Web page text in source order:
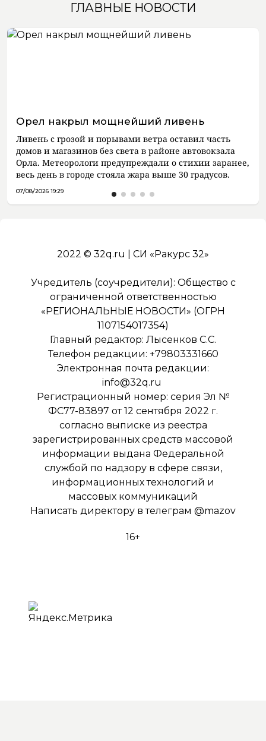
ГЛАВНЫЕ НОВОСТИ
Орел накрыл мощнейший ливень
Ливень с грозой и порывами ветра оставил часть
домов и магазинов без света в районе автовокзала
Орла. Метеорологи предупреждали о стихии заранее,
весь день в городе стояла жара выше 30 градусов.
07/08/2026 19:29
2022 © 32q.ru | СИ «Ракурс 32»
Учредитель (соучредители): Общество с
ограниченной ответственностью
«РЕГИОНАЛЬНЫЕ НОВОСТИ» (ОГРН
1107154017354)
Главный редактор: Лысенков С.С.
Телефон редакции: +79803331660
Электронная почта редакции:
info@32q.ru
Регистрационный номер: серия Эл №
ФС77-83897 от 12 сентября 2022 г.
согласно выписке из реестра
зарегистрированных средств массовой
информации выдана Федеральной
службой по надзору в сфере связи,
информационных технологий и
массовых коммуникаций
Написать директору в телеграм @mazov
16+